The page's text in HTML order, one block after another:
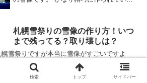
るんです。
札幌雪祭りの雪像の作り方！いつ
まで残ってる？取り壊しは？
雪祭りですが本当に雪像がすごいですよ
れる周辺に住んでいたり仕事で行く人は見
ん。 しかし一度も見たことがなかったりす
には驚かされます。 そんな札幌雪祭...
検索 トップ サイドバー